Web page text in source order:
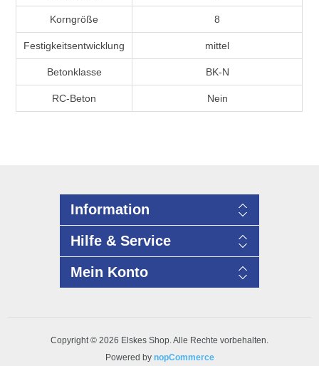
Korngröße 8
Festigkeitsentwicklung mittel
Betonklasse BK-N
RC-Beton Nein
Information
Hilfe & Service
Mein Konto
Copyright © 2026 Elskes Shop. Alle Rechte vorbehalten.
Powered by nopCommerce